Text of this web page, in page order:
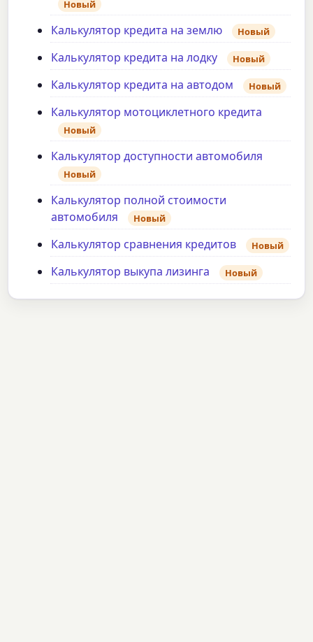
Новый
Калькулятор кредита на землю Новый
Калькулятор кредита на лодку Новый
Калькулятор кредита на автодом Новый
Калькулятор мотоциклетного кредита
Новый
Калькулятор доступности автомобиля
Новый
Калькулятор полной стоимости
автомобиля
Новый
Калькулятор сравнения кредитов Новый
Калькулятор выкупа лизинга Новый